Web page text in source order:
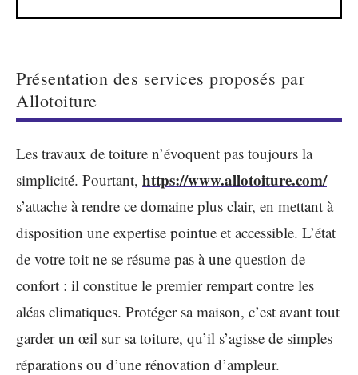
Présentation des services proposés par
Allotoiture
Les travaux de toiture n’évoquent pas toujours la
simplicité. Pourtant, https://www.allotoiture.com/
s’attache à rendre ce domaine plus clair, en mettant à
disposition une expertise pointue et accessible. L’état
de votre toit ne se résume pas à une question de
confort : il constitue le premier rempart contre les
aléas climatiques. Protéger sa maison, c’est avant tout
garder un œil sur sa toiture, qu’il s’agisse de simples
réparations ou d’une rénovation d’ampleur.